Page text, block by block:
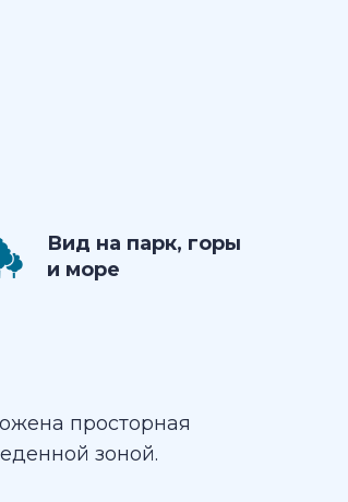
Вид на парк, горы
и море
просторная
зоной.